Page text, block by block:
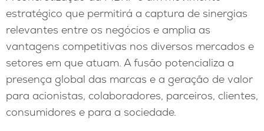
estratégico que permitirá a captura de sinergias
relevantes entre os negócios e amplia as
vantagens competitivas nos diversos mercados e
setores em que atuam. A fusão potencializa a
presença global das marcas e a geração de valor
para acionistas, colaboradores, parceiros, clientes,
consumidores e para a sociedade.